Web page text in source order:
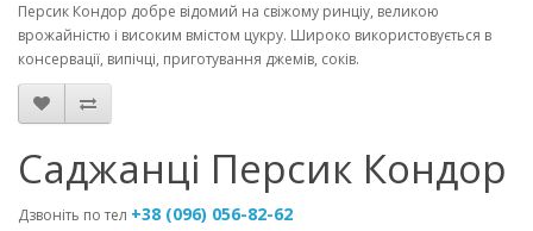
Персик Кондор добре відомий на свіжому ринціу, великою
врожайністю і високим вмістом цукру. Широко використовується в
консервації, випічці, приготування джемів, соків.
Саджанці Персик Кондор
Дзвоніть по тел +38 (096) 056-82-62